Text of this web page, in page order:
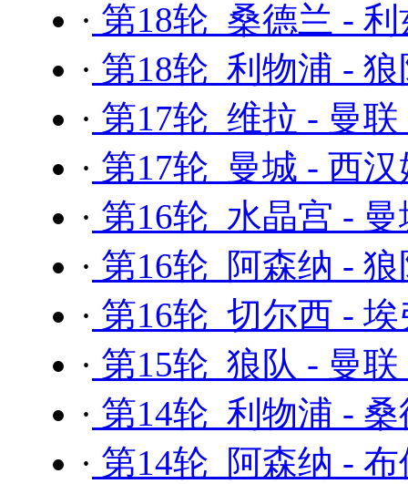
· 第18轮 桑德兰 -
· 第18轮 利物浦 -
· 第17轮 维拉 - 曼联
· 第17轮 曼城 - 西
· 第16轮 水晶宫 -
· 第16轮 阿森纳 -
· 第16轮 切尔西 -
· 第15轮 狼队 - 曼联
· 第14轮 利物浦 -
· 第14轮 阿森纳 -